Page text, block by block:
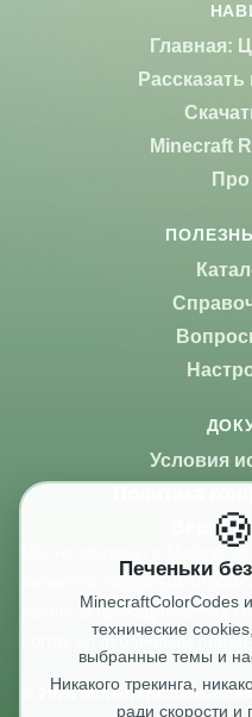
Главная:
Рассказать
Minecraft
Условия
Мы не связаны с Mojang
является товарным
ресурсы принадлежат их
согласно публичным
© 2026
🍪
Печеньки
MinecraftColorCodes
технические
выбранные темы и
Никакого трекинга,
ради скорости и